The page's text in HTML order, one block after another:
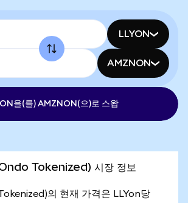
LLYON
AMZNON
을(를) AMZNON(으)로 스왑
Tokenized) 시장 정보
의 현재 가격은 LLYon당